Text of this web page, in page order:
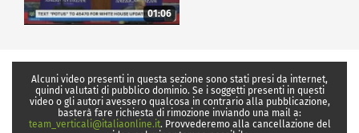
01:06
Alcuni video presenti in questa sezione sono stati presi da internet,
quindi valutati di pubblico dominio. Se i soggetti presenti in questi
video o gli autori avessero qualcosa in contrario alla pubblicazione,
basterà fare richiesta di rimozione inviando una mail a:
team_verticali@italiaonline.it. Provvederemo alla cancellazione del